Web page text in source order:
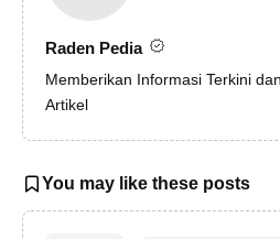
Raden Pedia
Memberikan Informasi Terkini
Artikel
You may like these posts